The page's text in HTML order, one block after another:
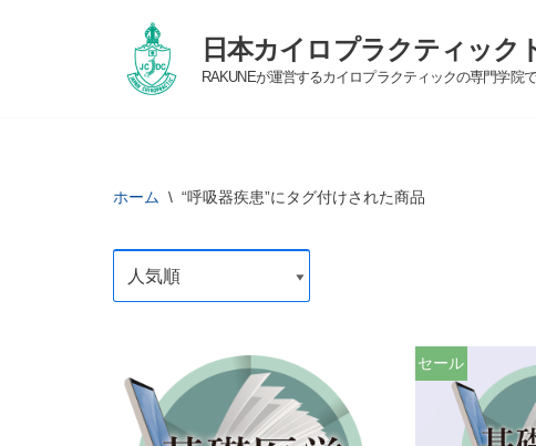
日本カイロプラクティック
RAKUNEが運営するカイロプラクティックの専門学院
ホーム \ “呼吸器疾患”にタグ付けされた商品
セール